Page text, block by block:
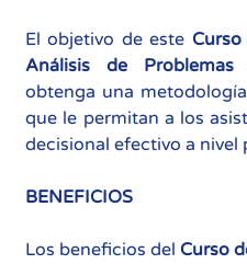
El objetivo de este
Análisis de Problemas
obtenga una
que le permitan a los
decisional efectivo a nivel
BENEFICIOS
Los beneficios del Curso